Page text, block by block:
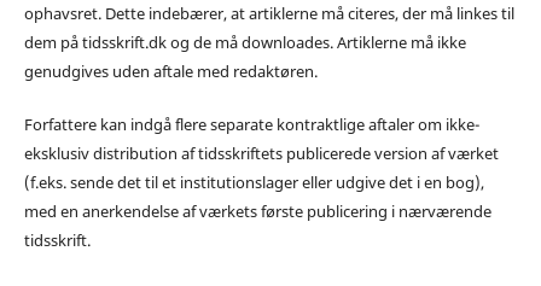
ophavsret. Dette indebærer, at artiklerne må citeres, der må linkes til
dem på tidsskrift.dk og de må downloades. Artiklerne må ikke
genudgives uden aftale med redaktøren.
Forfattere kan indgå flere separate kontraktlige aftaler om ikke-
eksklusiv distribution af tidsskriftets publicerede version af værket
(f.eks. sende det til et institutionslager eller udgive det i en bog),
med en anerkendelse af værkets første publicering i nærværende
tidsskrift.